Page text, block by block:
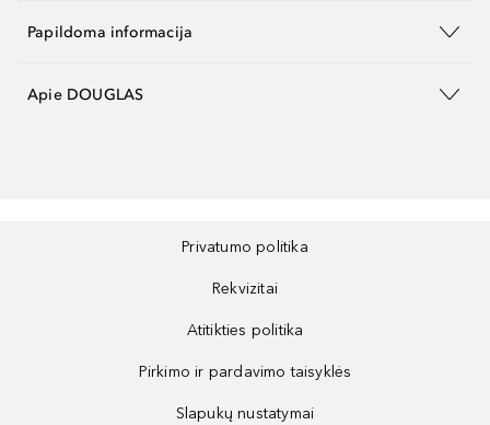
Papildoma informacija
Apie DOUGLAS
Privatumo politika
Rekvizitai
Atitikties politika
Pirkimo ir pardavimo taisyklės
Slapukų nustatymai